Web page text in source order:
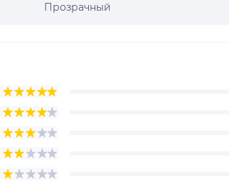
Прозрачный